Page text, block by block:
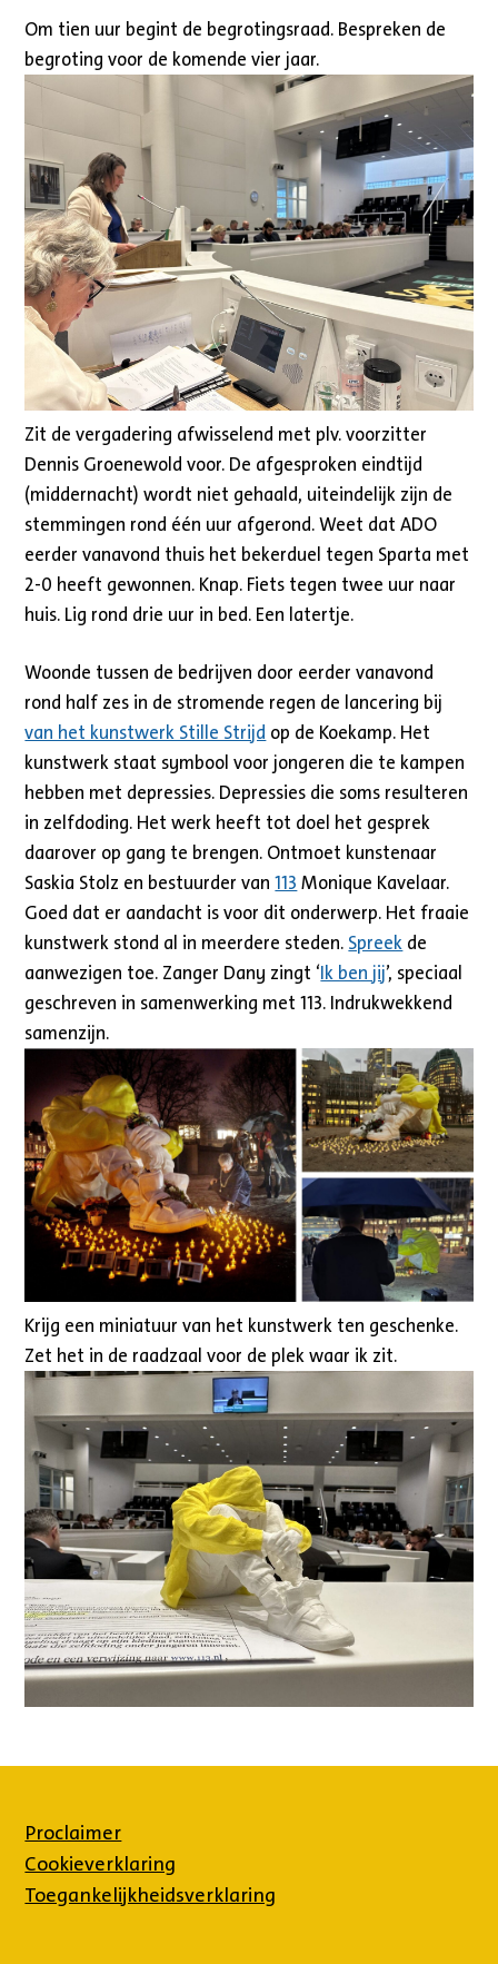
Om tien uur begint de begrotingsraad. Bespreken de
begroting voor de komende vier jaar.
Zit de vergadering afwisselend met plv. voorzitter
Dennis Groenewold voor. De afgesproken eindtijd
(middernacht) wordt niet gehaald, uiteindelijk zijn de
stemmingen rond één uur afgerond. Weet dat ADO
eerder vanavond thuis het bekerduel tegen Sparta met
2-0 heeft gewonnen. Knap. Fiets tegen twee uur naar
huis. Lig rond drie uur in bed. Een latertje.
Woonde tussen de bedrijven door eerder vanavond
rond half zes in de stromende regen de lancering bij
van het kunstwerk Stille Strijd op de Koekamp. Het
kunstwerk staat symbool voor jongeren die te kampen
hebben met depressies. Depressies die soms resulteren
in zelfdoding. Het werk heeft tot doel het gesprek
daarover op gang te brengen. Ontmoet kunstenaar
Saskia Stolz en bestuurder van113 Monique Kavelaar.
Goed dat er aandacht is voor dit onderwerp. Het fraaie
kunstwerk stond al in meerdere steden. Spreek de
aanwezigen toe. Zanger Dany zingt ‘Ik ben jij’, speciaal
geschreven in samenwerking met 113. Indrukwekkend
samenzijn.
Krijg een miniatuur van het kunstwerk ten geschenke.
Zet het in de raadzaal voor de plek waar ik zit.
Proclaimer
Cookieverklaring
Toegankelijkheidsverklaring